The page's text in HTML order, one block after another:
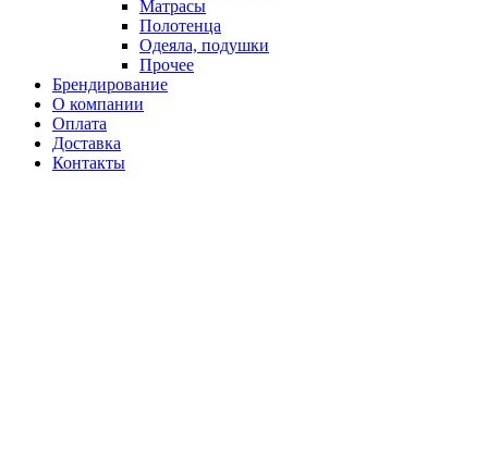
Матрасы
Полотенца
Одеяла, подушки
Прочее
Брендирование
О компании
Оплата
Доставка
Контакты